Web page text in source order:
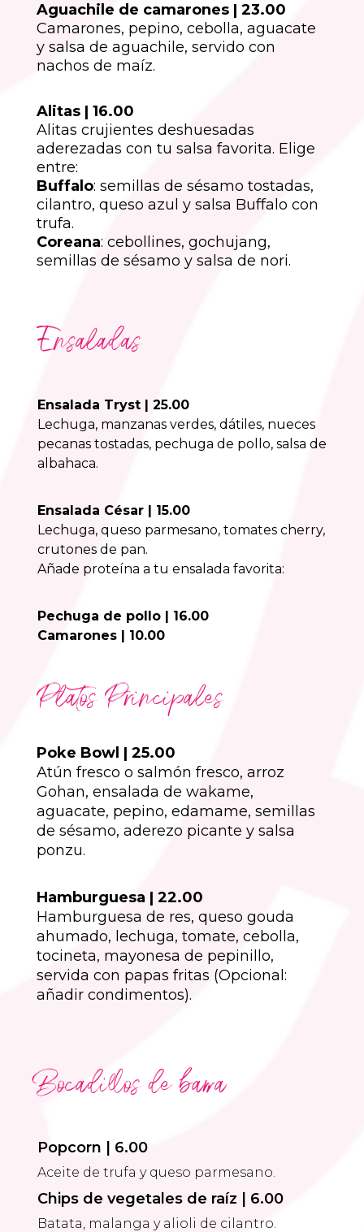
Aguachile de camarones | 23.00
Camarones, pepino, cebolla, aguacate
y salsa de aguachile, servido con
nachos de maíz.
Alitas | 16.00
Alitas crujientes deshuesadas
aderezadas con tu salsa favorita. Elige
entre:
Buffalo: semillas de sésamo tostadas,
cilantro, queso azul y salsa Buffalo con
trufa.
Coreana: cebollines, gochujang,
semillas de sésamo y salsa de nori.
Ensaladas
Ensalada Tryst | 25.00
Lechuga, manzanas verdes, dátiles, nueces
pecanas tostadas, pechuga de pollo, salsa de
albahaca.
Ensalada César | 15.00
Lechuga, queso parmesano, tomates cherry,
crutones de pan.
Añade proteína a tu ensalada favorita:
Pechuga de pollo | 16.00
Camarones | 10.00
Platos Principales
Poke Bowl | 25.00
Atún fresco o salmón fresco, arroz
Gohan, ensalada de wakame,
aguacate, pepino, edamame, semillas
de sésamo, aderezo picante y salsa
ponzu.
Hamburguesa | 22.00
Hamburguesa de res, queso gouda
ahumado, lechuga, tomate, cebolla,
tocineta, mayonesa de pepinillo,
servida con papas fritas (Opcional:
añadir condimentos).
Bocadillos de barra
Popcorn | 6.00
Aceite de trufa y queso parmesano.
Chips de vegetales de raíz | 6.00
Batata, malanga y alioli de cilantro.